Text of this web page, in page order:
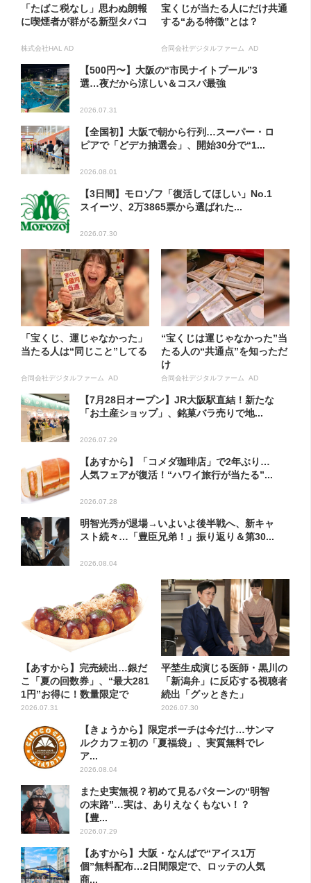
「たばこ税なし」思わぬ朗報
に喫煙者が群がる新型タバコ
株式会社HAL AD
宝くじが当たる人にだけ共通
する“ある特徴”とは？
合同会社デジタルファーム AD
【500円〜】大阪の“市民ナイトプール”3
選…夜だから涼しい＆コスパ最強
2026.07.31
【全国初】大阪で朝から行列…スーパー・ロ
ピアで「どデカ抽選会」、開始30分で“1...
2026.08.01
【3日間】モロゾフ「復活してほしい」No.1
スイーツ、2万3865票から選ばれた...
2026.07.30
「宝くじ、運じゃなかった」
当たる人は“同じこと”してる
合同会社デジタルファーム AD
“宝くじは運じゃなかった”当
たる人の“共通点”を知っただ
け
合同会社デジタルファーム AD
【7月28日オープン】JR大阪駅直結！新たな
「お土産ショップ」、銘菓バラ売りで地...
2026.07.29
【あすから】「コメダ珈琲店」で2年ぶり…
人気フェアが復活！“ハワイ旅行が当たる”...
2026.07.28
明智光秀が退場→いよいよ後半戦へ、新キャ
スト続々…「豊臣兄弟！」振り返り＆第30...
2026.08.04
【あすから】完売続出…銀だ
こ「夏の回数券」、“最大281
1円”お得に！数量限定で
2026.07.31
平埜生成演じる医師・黒川の
「新潟弁」に反応する視聴者
続出「グッときた」
2026.07.30
【きょうから】限定ポーチは今だけ…サンマ
ルクカフェ初の「夏福袋」、実質無料でレ
ア...
2026.08.04
また史実無視？初めて見るパターンの“明智
の末路”…実は、ありえなくもない！？
【豊...
2026.07.29
【あすから】大阪・なんばで“アイス1万
個”無料配布…2日間限定で、ロッテの人気
商...